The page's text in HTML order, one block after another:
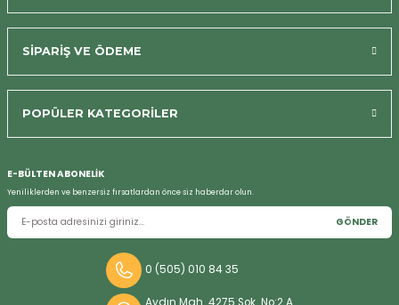
SİPARİŞ VE ÖDEME
POPÜLER KATEGORİLER
E-BÜLTEN ABONELİK
Yeniliklerden ve benzersiz fırsatlardan önce siz haberdar olun.
GÖNDER
0 (505) 010 84 35
Aydın Mah. 4275 Sok. No:2 A